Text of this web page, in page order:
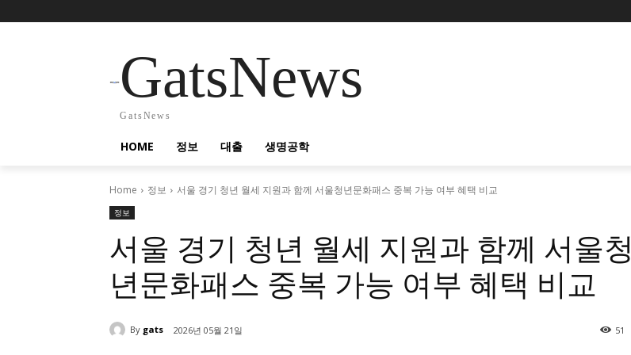
GatsNews
GatsNews
HOME 정보 대출 생명공학
Home 정보 서울 경기 청년 월세 지원과 함께 서울청년문화패스 중복 가능 여부 혜택 비교
정보
서울 경기 청년 월세 지원과 함께 서울청
년문화패스 중복 가능 여부 혜택 비교
By gats 2026년 05월 21일 51